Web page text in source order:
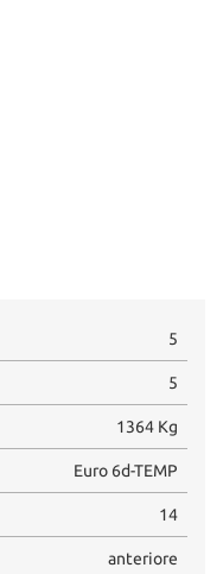
5
5
1364 Kg
Euro 6d-TEMP
14
anteriore